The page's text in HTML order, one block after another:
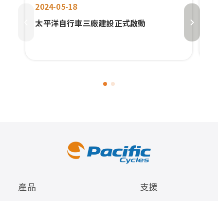
2024-05-18
太平洋自行車三廠建設正式啟動
產品 支援